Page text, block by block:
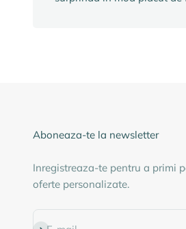
Aboneaza-te la newsletter
Inregistreaza-te pentru a primi
oferte personalizate.